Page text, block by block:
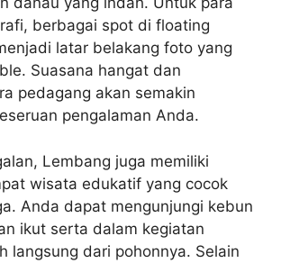
berbagai spot di floating
latar belakang foto yang
Suasana hangat dan
pedagang akan semakin
pengalaman Anda.
Lembang juga memiliki
wisata edukatif yang cocok
Anda dapat mengunjungi kebun
ikut serta dalam kegiatan
langsung dari pohonnya. Selain